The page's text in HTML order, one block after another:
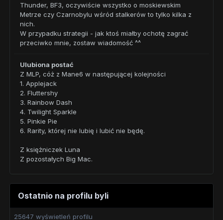
Thunder, BF3, oczywiście wszystko o moskiewskim
Metrze czy Czarnobylu wśród stalkerów to tylko kilka z
nich.
W przypadku strategii - jak ktoś miałby ochotę zagrać
przeciwko mnie, zostaw wiadomość ^^
Ulubiona postać
Z MLP, cóż z Mane6 w następującej kolejności
1. Applejack
2. Fluttershy
3. Rainbow Dash
4. Twilight Sparkle
5. Pinkie Pie
6. Rarity, której nie lubię i lubić nie będę.
Z księżniczek Luna
Z pozostałych Big Mac.
Ostatnio na profilu byli
25647 wyświetleń profilu